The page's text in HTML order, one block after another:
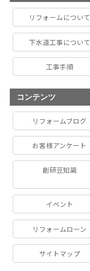
リフォームについて
下水道工事について
工事手順
コンテンツ
リフォームブログ
お客様アンケート
創研豆知識
イベント
リフォームローン
サイトマップ